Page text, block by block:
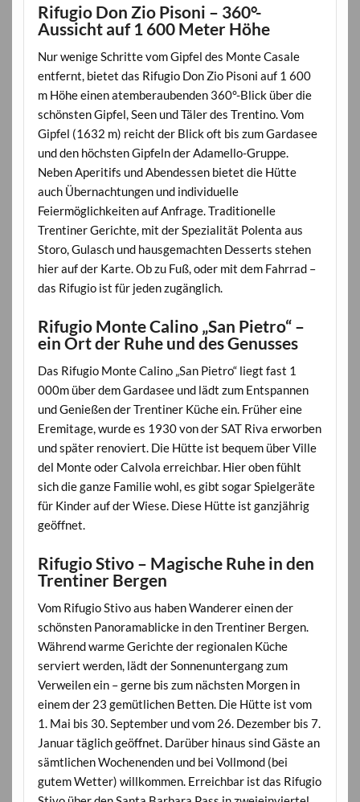
Rifugio Don Zio Pisoni – 360°-
Aussicht auf 1 600 Meter Höhe
Nur wenige Schritte vom Gipfel des Monte Casale
entfernt, bietet das Rifugio Don Zio Pisoni auf 1 600
m Höhe einen atemberaubenden 360°-Blick über die
schönsten Gipfel, Seen und Täler des Trentino. Vom
Gipfel (1632 m) reicht der Blick oft bis zum Gardasee
und den höchsten Gipfeln der Adamello-Gruppe.
Neben Aperitifs und Abendessen bietet die Hütte
auch Übernachtungen und individuelle
Feiermöglichkeiten auf Anfrage. Traditionelle
Trentiner Gerichte, mit der Spezialität Polenta aus
Storo, Gulasch und hausgemachten Desserts stehen
hier auf der Karte. Ob zu Fuß, oder mit dem Fahrrad –
das Rifugio ist für jeden zugänglich.
Rifugio Monte Calino „San Pietro“ –
ein Ort der Ruhe und des Genusses
Das Rifugio Monte Calino „San Pietro“ liegt fast 1
000m über dem Gardasee und lädt zum Entspannen
und Genießen der Trentiner Küche ein. Früher eine
Eremitage, wurde es 1930 von der SAT Riva erworben
und später renoviert. Die Hütte ist bequem über Ville
del Monte oder Calvola erreichbar. Hier oben fühlt
sich die ganze Familie wohl, es gibt sogar Spielgeräte
für Kinder auf der Wiese. Diese Hütte ist ganzjährig
geöffnet.
Rifugio Stivo – Magische Ruhe in den
Trentiner Bergen
Vom Rifugio Stivo aus haben Wanderer einen der
schönsten Panoramablicke in den Trentiner Bergen.
Während warme Gerichte der regionalen Küche
serviert werden, lädt der Sonnenuntergang zum
Verweilen ein – gerne bis zum nächsten Morgen in
einem der 23 gemütlichen Betten. Die Hütte ist vom
1. Mai bis 30. September und vom 26. Dezember bis 7.
Januar täglich geöffnet. Darüber hinaus sind Gäste an
sämtlichen Wochenenden und bei Vollmond (bei
gutem Wetter) willkommen. Erreichbar ist das Rifugio